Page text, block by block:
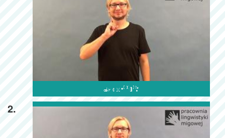

2.